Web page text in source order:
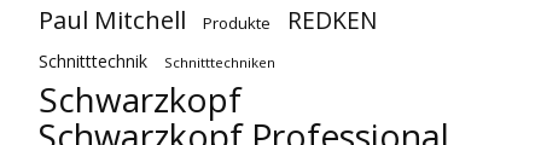
Paul Mitchell Produkte REDKEN
Schnitttechnik Schnitttechniken
Schwarzkopf